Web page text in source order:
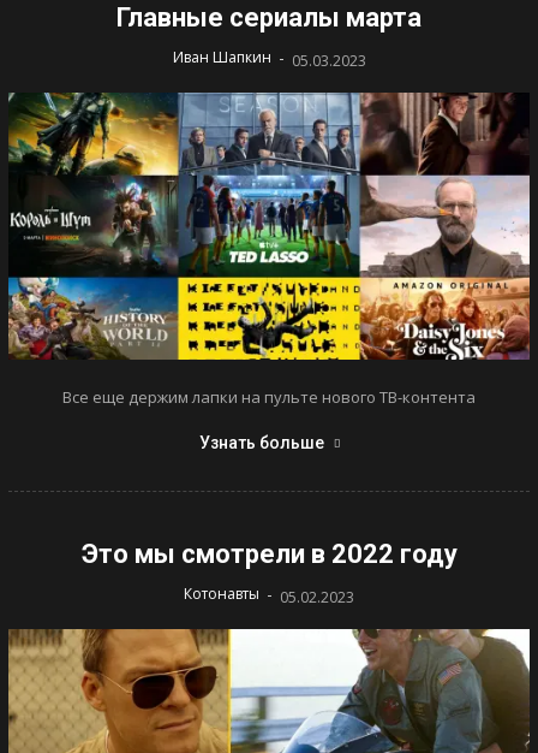
Главные сериалы марта
Иван Шапкин - 05.03.2023
Все еще держим лапки на пульте нового ТВ-контента
Узнать больше
Это мы смотрели в 2022 году
Котонавты - 05.02.2023